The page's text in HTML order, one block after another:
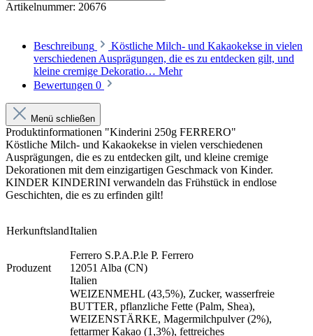
Artikelnummer: 20676
Beschreibung
Köstliche Milch- und Kakaokekse in vielen
verschiedenen Ausprägungen, die es zu entdecken gilt, und
kleine cremige Dekoratio… Mehr
Bewertungen 0
Menü schließen
Produktinformationen "Kinderini 250g FERRERO"
Köstliche Milch- und Kakaokekse in vielen verschiedenen
Ausprägungen, die es zu entdecken gilt, und kleine cremige
Dekorationen mit dem einzigartigen Geschmack von Kinder.
KINDER KINDERINI verwandeln das Frühstück in endlose
Geschichten, die es zu erfinden gilt!
HerkunftslandItalien
Produzent
Ferrero S.P.A.P.le P. Ferrero
12051 Alba (CN)
Italien
WEIZENMEHL (43,5%), Zucker, wasserfreie
BUTTER, pflanzliche Fette (Palm, Shea),
WEIZENSTÄRKE, Magermilchpulver (2%),
fettarmer Kakao (1,3%), fettreiches